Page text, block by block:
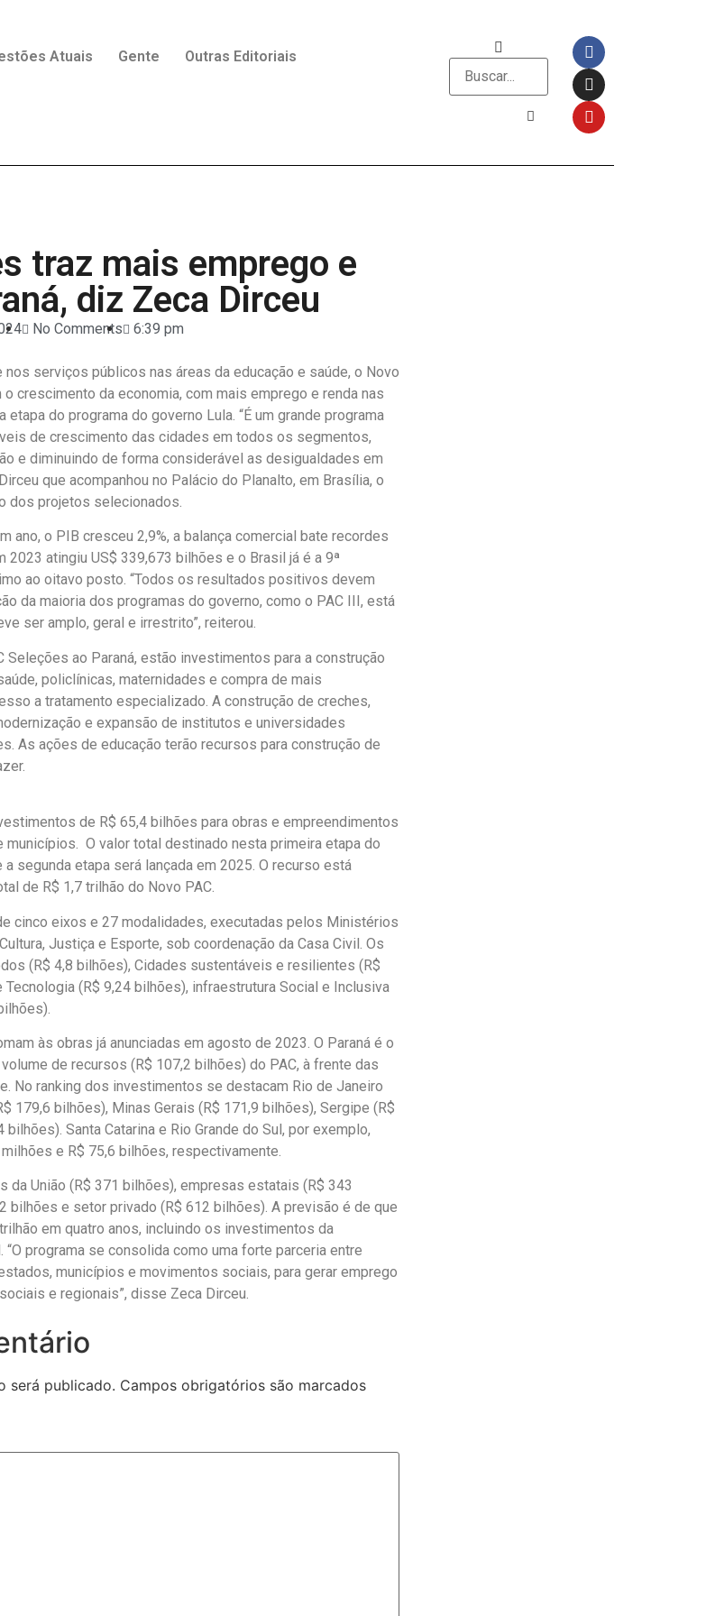
Atuais Gente Outras Editoriais
traz mais emprego e
diz Zeca Dirceu
No Comments 6:39 pm
serviços públicos nas áreas da educação e saúde, o Novo
crescimento da economia, com mais emprego e renda nas
do programa do governo Lula. “É um grande programa
de crescimento das cidades em todos os segmentos,
e diminuindo de forma considerável as desigualdades em
que acompanhou no Palácio do Planalto, em Brasília, o
dos projetos selecionados.
ano, o PIB cresceu 2,9%, a balança comercial bate recordes
atingiu US$ 339,673 bilhões e o Brasil já é a 9ª
ao oitavo posto. “Todos os resultados positivos devem
da maioria dos programas do governo, como o PAC III, está
ser amplo, geral e irrestrito”, reiterou.
Seleções ao Paraná, estão investimentos para a construção
policlínicas, maternidades e compra de mais
a tratamento especializado. A construção de creches,
e expansão de institutos e universidades
As ações de educação terão recursos para construção de
de R$ 65,4 bilhões para obras e empreendimentos
O valor total destinado nesta primeira etapa do
segunda etapa será lançada em 2025. O recurso está
de R$ 1,7 trilhão do Novo PAC.
cinco eixos e 27 modalidades, executadas pelos Ministérios
Justiça e Esporte, sob coordenação da Casa Civil. Os
(R$ 4,8 bilhões), Cidades sustentáveis e resilientes (R$
Tecnologia (R$ 9,24 bilhões), infraestrutura Social e Inclusiva
às obras já anunciadas em agosto de 2023. O Paraná é o
de recursos (R$ 107,2 bilhões) do PAC, à frente das
No ranking dos investimentos se destacam Rio de Janeiro
179,6 bilhões), Minas Gerais (R$ 171,9 bilhões), Sergipe (R$
Santa Catarina e Rio Grande do Sul, por exemplo,
e R$ 75,6 bilhões, respectivamente.
da União (R$ 371 bilhões), empresas estatais (R$ 343
bilhões e setor privado (R$ 612 bilhões). A previsão é de que
em quatro anos, incluindo os investimentos da
“O programa se consolida como uma forte parceria entre
municípios e movimentos sociais, para gerar emprego
e regionais”, disse Zeca Dirceu.
será publicado. Campos obrigatórios são marcados